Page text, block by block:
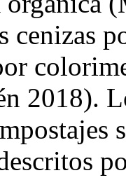
cenizas
2018).